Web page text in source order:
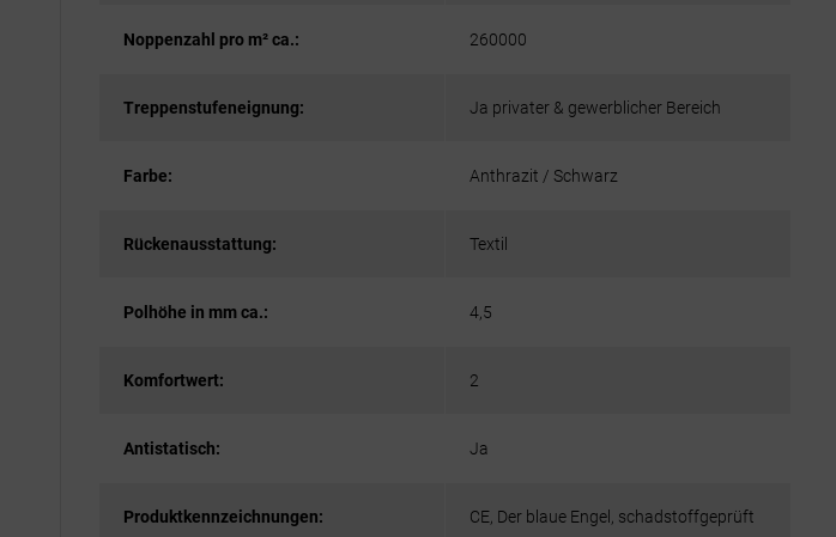
Noppenzahl pro m² ca.: 260000
Treppenstufeneignung: Ja privater & gewerblicher Bereich
Farbe: Anthrazit / Schwarz
Rückenausstattung: Textil
Polhöhe in mm ca.: 4,5
Komfortwert: 2
Antistatisch: Ja
Produktkennzeichnungen: CE, Der blaue Engel, schadstoffgeprüft